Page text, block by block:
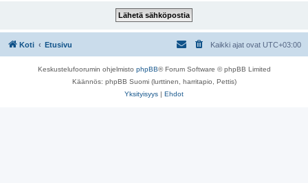
Koti Etusivu Kaikki ajat ovat UTC+03:00
Keskustelufoorumin ohjelmisto phpBB® Forum Software © phpBB Limited
Käännös: phpBB Suomi (lurttinen, harritapio, Pettis)
Yksityisyys | Ehdot